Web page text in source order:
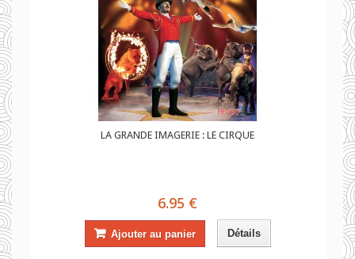
LA GRANDE IMAGERIE : LE CIRQUE
6.95 €
Ajouter au panier Détails